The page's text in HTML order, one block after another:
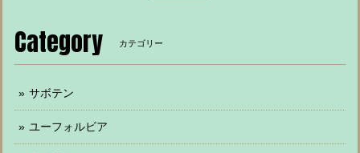
Category カテゴリー
サボテン
ユーフォルビア